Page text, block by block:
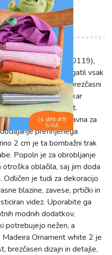
white 2 (SKU: 10119),
trak, ki bo obogatil vsak
enobarvni trak v brezčasni
bombaža, kar
in vzdržljivost.
na otip in enostavna za
prefinjenega
2 cm je ta bombažni trak
Popoln je za obrobljanje
oblačila, saj jim doda
je tudi za dekoracijo
blazine, zavese, prtički in
videz. Uporabite ga
modnih dodatkov,
potrebujejo nežen, a
Ornament white 2 je
brezčasen dizajn in detajle,